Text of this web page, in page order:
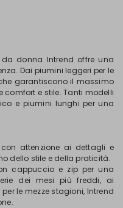
donna Intrend offre una
Dai piumini leggeri per le
garantiscono il massimo
comfort e stile. Tanti modelli
e piumini lunghi per una
attenzione ai dettagli e
dello stile e della praticità.
cappuccio e zip per una
dei mesi più freddi, ai
le mezze stagioni, Intrend